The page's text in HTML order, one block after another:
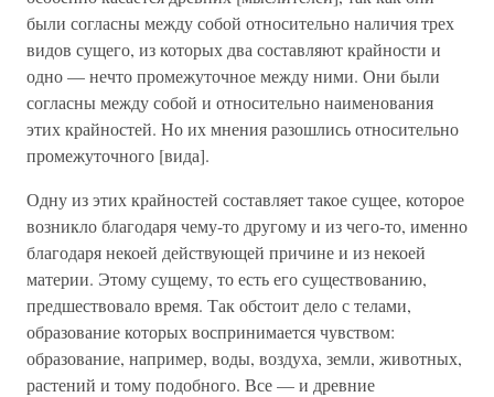
были согласны между собой относительно наличия трех
видов сущего, из которых два составляют крайности и
одно — нечто промежуточное между ними. Они были
согласны между собой и относительно наименования
этих крайностей. Но их мнения разошлись относительно
промежуточного [вида].
Одну из этих крайностей составляет такое сущее, которое
возникло благодаря чему-то другому и из чего-то, именно
благодаря некоей действующей причине и из некоей
материи. Этому сущему, то есть его существованию,
предшествовало время. Так обстоит дело с телами,
образование которых воспринимается чувством:
образование, например, воды, воздуха, земли, животных,
растений и тому подобного. Все — и древние